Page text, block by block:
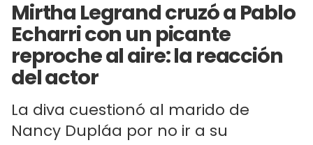
Mirtha Legrand cruzó a Pablo
Echarri con un picante
reproche al aire: la reacción
del actor
La diva cuestionó al marido de
Nancy Dupláa por no ir a su